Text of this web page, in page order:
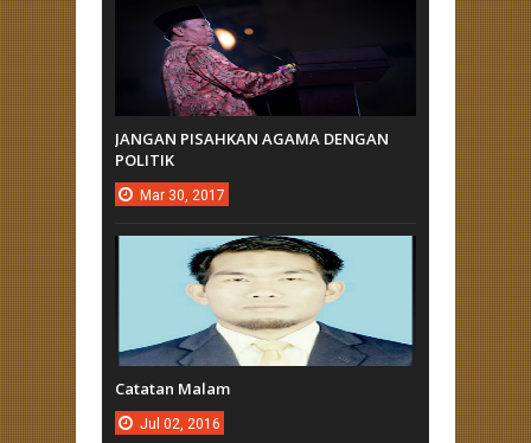
JANGAN PISAHKAN AGAMA DENGAN
POLITIK
Mar 30, 2017
Catatan Malam
Jul 02, 2016